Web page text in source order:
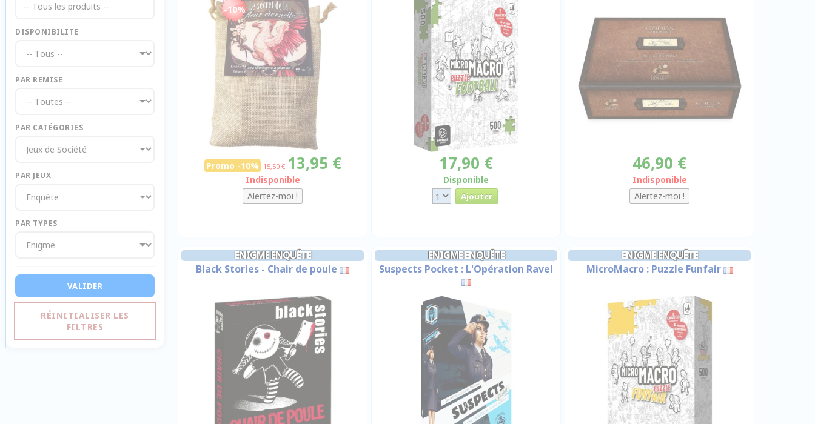
-- Tous les produits --
DISPONIBILITE
PAR REMISE
PAR CATÉGORIES
PAR JEUX
PAR TYPES
VALIDER
RÉINITIALISER LES
FILTRES
-10%
Promo -10% 15,50 € 13,95 €
Indisponible
17,90 €
Disponible
46,90 €
Indisponible
ENIGME ENQUÊTE
Black Stories - Chair de poule
ENIGME ENQUÊTE
Suspects Pocket : L'Opération Ravel
ENIGME ENQUÊTE
MicroMacro : Puzzle Funfair